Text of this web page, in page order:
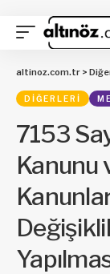
altinoz.com.tr >
DIĞERLERI
7153
Kanunu